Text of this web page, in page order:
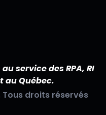
service des RPA, RI
au Québec.
Tous droits réservés